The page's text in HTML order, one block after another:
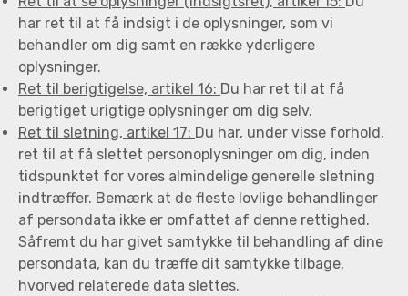
har ret til at få indsigt i de oplysninger, som vi
behandler om dig samt en række yderligere
oplysninger.
Ret til berigtigelse, artikel 16: Du har ret til at få
berigtiget urigtige oplysninger om dig selv.
Ret til sletning, artikel 17: Du har, under visse forhold,
ret til at få slettet personoplysninger om dig, inden
tidspunktet for vores almindelige generelle sletning
indtræffer. Bemærk at de fleste lovlige behandlinger
af persondata ikke er omfattet af denne rettighed.
Såfremt du har givet samtykke til behandling af dine
persondata, kan du træffe dit samtykke tilbage,
hvorved relaterede data slettes.